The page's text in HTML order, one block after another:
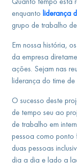
enquanto liderança
grupo de trabalho
Em nossa história,
da empresa
ações. Sejam nas
liderança do time
O sucesso deste
de tempo seu ao
de trabalho em
pessoa como ponto
duas pessoas
dia a dia e lado a